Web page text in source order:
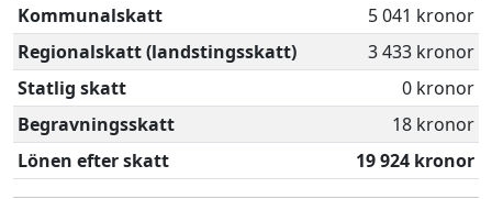
Kommunalskatt
5 041 kronor
Regionalskatt (landstingsskatt)
3 433 kronor
Statlig skatt
0 kronor
Begravningsskatt
18 kronor
Lönen efter skatt
19 924 kronor